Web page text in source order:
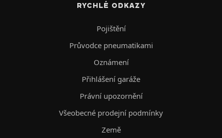
RYCHLÉ ODKAZY
Pojištění
Průvodce pneumatikami
Oznámení
Přihlášení garáže
Právní upozornění
Všeobecné prodejní podmínky
Země